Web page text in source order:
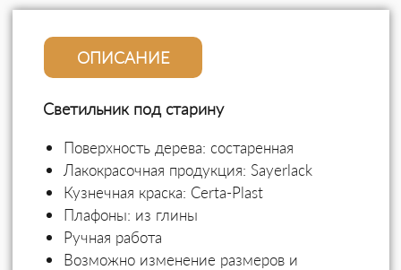
ОПИСАНИЕ
Светильник под старину
Поверхность дерева: состаренная
Лакокрасочная продукция: Sayerlack
Кузнечная краска: Certa-Plast
Плафоны: из глины
Ручная работа
Возможно изменение размеров и